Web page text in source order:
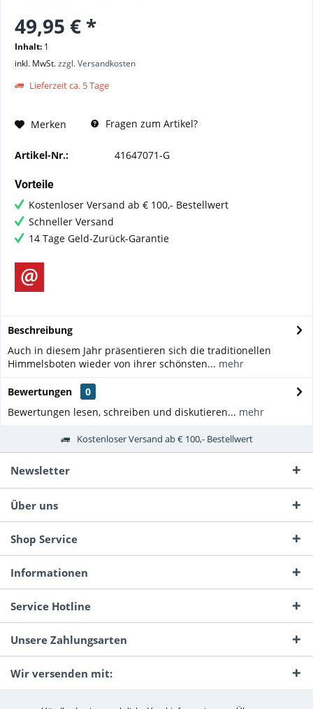
49,95 € *
Inhalt: 1
inkl. MwSt.zzgl. Versandkosten
Lieferzeit ca. 5 Tage
Merken Fragen zum Artikel?
Artikel-Nr.: 41647071-G
Vorteile
Kostenloser Versand ab € 100,- Bestellwert
Schneller Versand
14 Tage Geld-Zurück-Garantie
Beschreibung
Auch in diesem Jahr präsentieren sich die traditionellen
Himmelsboten wieder von ihrer schönsten... mehr
Bewertungen
0
Bewertungen lesen, schreiben und diskutieren... mehr
Kostenloser Versand ab € 100,- Bestellwert
Newsletter
Über uns
Shop Service
Informationen
Service Hotline
Unsere Zahlungsarten
Wir versenden mit: